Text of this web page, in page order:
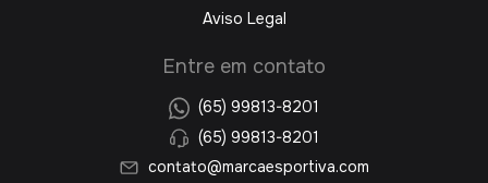
Aviso Legal
Entre em contato
(65) 99813-8201
(65) 99813-8201
contato@marcaesportiva.com